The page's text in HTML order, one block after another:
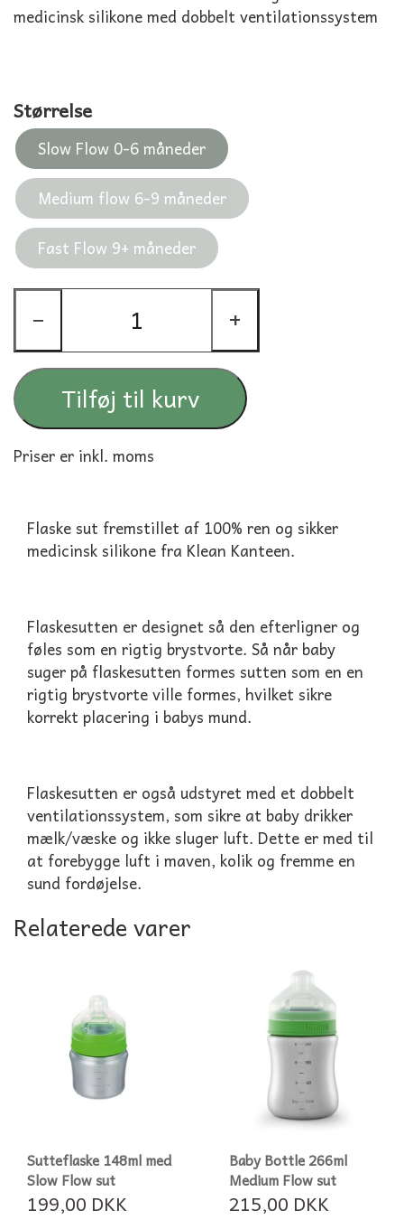
medicinsk silikone med dobbelt ventilationssystem
Størrelse
Slow Flow 0-6 måneder
Medium flow 6-9 måneder
Fast Flow 9+ måneder
− +
Tilføj til kurv
Priser er inkl. moms
Flaske sut fremstillet af 100% ren og sikker
medicinsk silikone fra Klean Kanteen.
Flaskesutten er designet så den efterligner og
føles som en rigtig brystvorte. Så når baby
suger på flaskesutten formes sutten som en en
rigtig brystvorte ville formes, hvilket sikre
korrekt placering i babys mund.
Flaskesutten er også udstyret med et dobbelt
ventilationssystem, som sikre at baby drikker
mælk/væske og ikke sluger luft. Dette er med til
at forebygge luft i maven, kolik og fremme en
sund fordøjelse.
Relaterede varer
Sutteflaske 148ml med
Slow Flow sut
199,00 DKK
Baby Bottle 266ml
Medium Flow sut
215,00 DKK